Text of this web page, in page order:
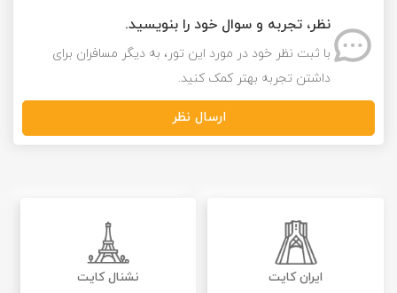
نظر، تجربه و سوال خود را بنویسید.
با ثبت نظر خود در مورد این تور، به دیگر مسافران برای
داشتن تجربه بهتر کمک کنید.
ارسال نظر
ایران کایت نشنال کایت